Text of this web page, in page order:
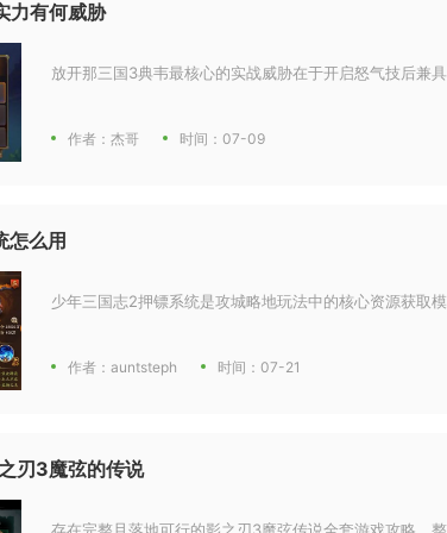
力有何威胁
放开那三国3典韦最核心的实战威胁在于开启怒气技后兼
作者：杰哥 时间：07-09
怎么用
少年三国志2押镖系统是攻城略地玩法中的核心资源获取
作者：auntsteph 时间：07-21
刃3魔弦的传说